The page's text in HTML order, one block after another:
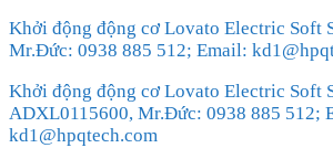
Khởi động động cơ Lovato Electric Soft
Mr.Đức: 0938 885 512; Email:
Khởi động động cơ Lovato Electric Soft
ADXL0115600, Mr.Đức: 0938 885 512;
kd1@hpqtech.com